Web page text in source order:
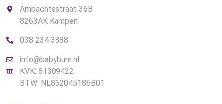
Ambachtsstraat 36B
8263AK Kampen
038 234 3888
info@babybum.nl
KVK: 81309422
BTW: NL862045186B01